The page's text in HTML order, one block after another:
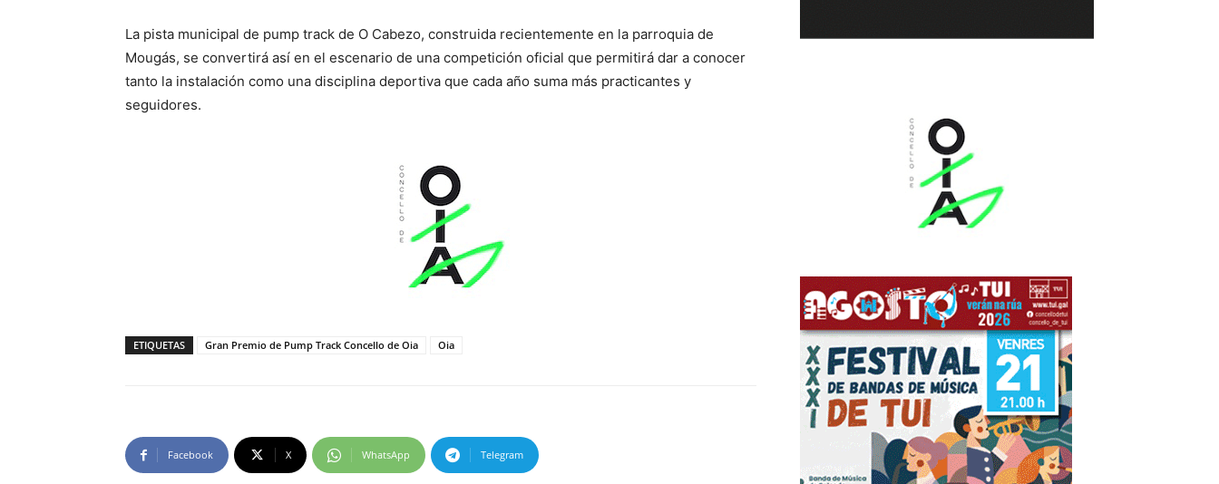
La pista municipal de pump track de O Cabezo, construida recientemente en la parroquia de
Mougás, se convertirá así en el escenario de una competición oficial que permitirá dar a conocer
tanto la instalación como una disciplina deportiva que cada año suma más practicantes y
seguidores.
ETIQUETAS Gran Premio de Pump Track Concello de Oia Oia
Facebook X WhatsApp Telegram